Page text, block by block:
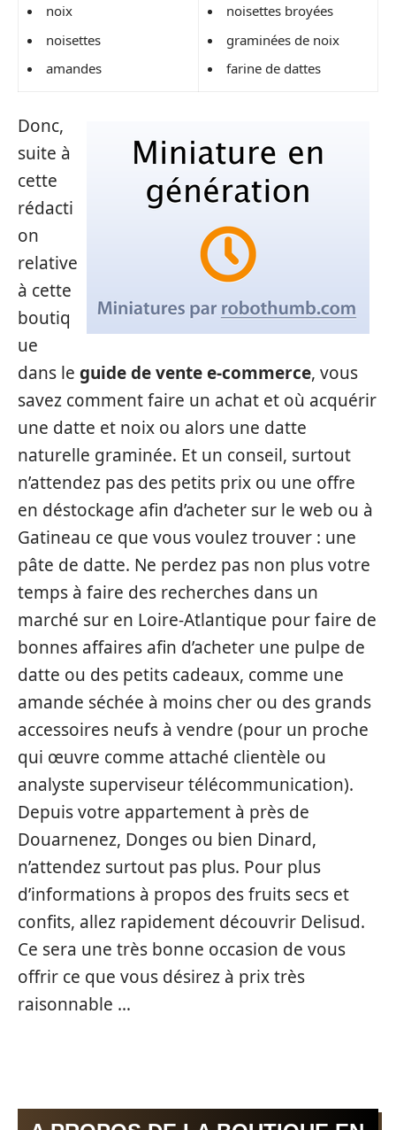
noix
noisettes
amandes
noisettes broyées
graminées de noix
farine de dattes
Donc,
suite à
cette
rédacti
on
relative
à cette
boutiq
ue
dans le guide de vente e-commerce, vous
savez comment faire un achat et où acquérir
une datte et noix ou alors une datte
naturelle graminée. Et un conseil, surtout
n’attendez pas des petits prix ou une offre
en déstockage afin d’acheter sur le web ou à
Gatineau ce que vous voulez trouver : une
pâte de datte. Ne perdez pas non plus votre
temps à faire des recherches dans un
marché sur en Loire-Atlantique pour faire de
bonnes affaires afin d’acheter une pulpe de
datte ou des petits cadeaux, comme une
amande séchée à moins cher ou des grands
accessoires neufs à vendre (pour un proche
qui œuvre comme attaché clientèle ou
analyste superviseur télécommunication).
Depuis votre appartement à près de
Douarnenez, Donges ou bien Dinard,
n’attendez surtout pas plus. Pour plus
d’informations à propos des fruits secs et
confits, allez rapidement découvrir Delisud.
Ce sera une très bonne occasion de vous
offrir ce que vous désirez à prix très
raisonnable …